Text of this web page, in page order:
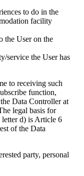
to do in the
facility
the User on the
service the User has
to receiving such
function,
Data Controller at
legal basis for
letter d) is Article 6
of the Data
party, personal